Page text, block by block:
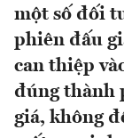
một số đối
phiên đấu
can thiệp
đúng thành
giá, không